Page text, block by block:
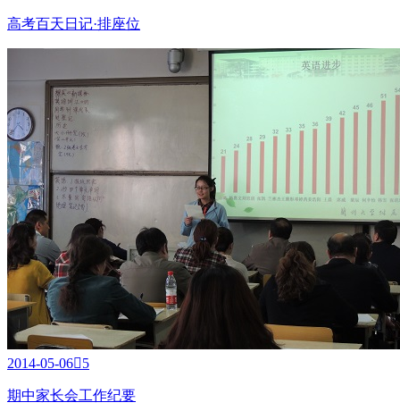
高考百天日记·排座位
2014-05-065
期中家长会工作纪要